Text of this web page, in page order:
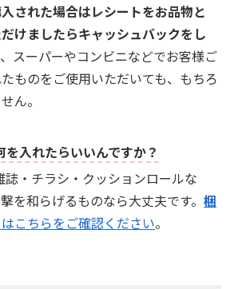
された場合はレシートをお品物と
けましたらキャッシュバックをし
スーパーやコンビニなどでお客様ご
ものをご使用いただいても、もちろ
ん。
入れたらいいんですか？
誌・チラシ・クッションロールな
を和らげるものなら大丈夫です。梱
こちらをご確認ください。